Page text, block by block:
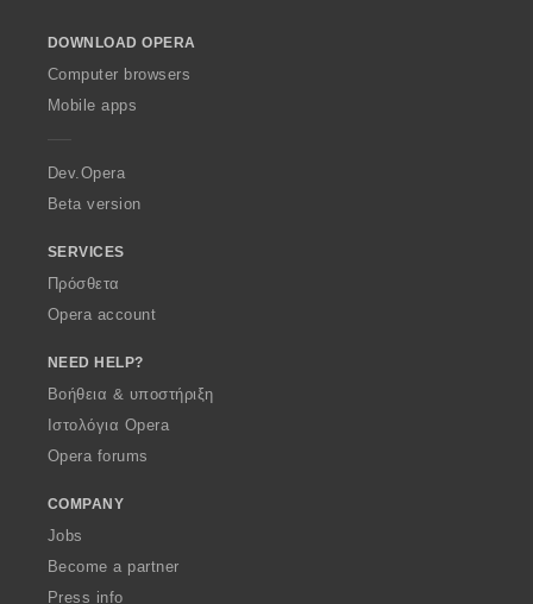
w
O
p
a
DOWNLOAD OPERA
Computer browsers
Mobile apps
Dev.Opera
Beta version
SERVICES
Πρόσθετα
Opera account
NEED HELP?
Βοήθεια & υποστήριξη
Ιστολόγια Opera
Opera forums
COMPANY
Jobs
Become a partner
Press info